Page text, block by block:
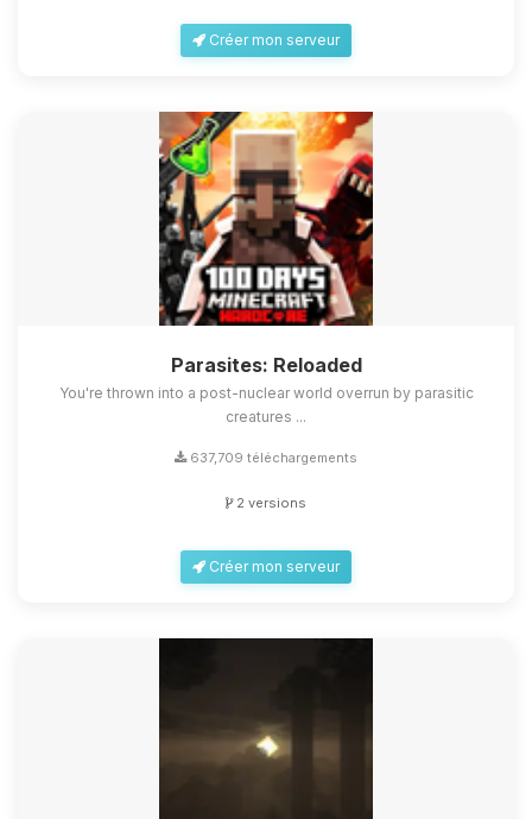
Créer mon serveur
Parasites: Reloaded
You're thrown into a post-nuclear world overrun by parasitic
creatures ...
637,709 téléchargements
2 versions
Créer mon serveur